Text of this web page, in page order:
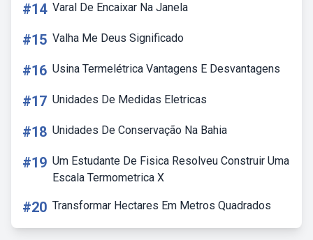
#14 Varal De Encaixar Na Janela
#15 Valha Me Deus Significado
#16 Usina Termelétrica Vantagens E Desvantagens
#17 Unidades De Medidas Eletricas
#18 Unidades De Conservação Na Bahia
#19 Um Estudante De Fisica Resolveu Construir Uma
Escala Termometrica X
#20 Transformar Hectares Em Metros Quadrados